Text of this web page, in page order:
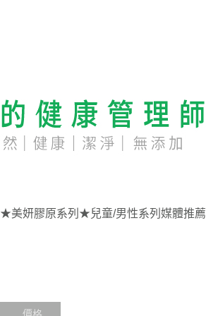
★美妍膠原系列 ★兒童/男性系列 媒體推薦